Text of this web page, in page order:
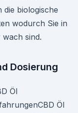
die biologische
wodurch Sie in
sind.
Dosierung
Öl
Öl